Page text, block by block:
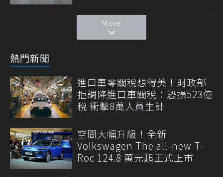
More
熱門新聞
進口車零關稅想得美！財政部
拒調降進口車關稅：恐損523億
稅 衝擊8萬人員生計
空間大幅升級！全新
Volkswagen The all-new T-
Roc 124.8 萬元起正式上市